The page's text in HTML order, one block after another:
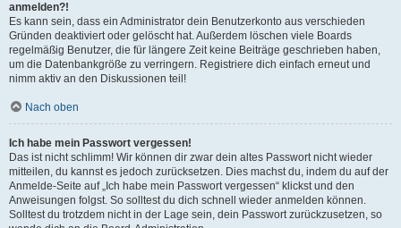
anmelden?!
Es kann sein, dass ein Administrator dein Benutzerkonto aus verschieden
Gründen deaktiviert oder gelöscht hat. Außerdem löschen viele Boards
regelmäßig Benutzer, die für längere Zeit keine Beiträge geschrieben haben,
um die Datenbankgröße zu verringern. Registriere dich einfach erneut und
nimm aktiv an den Diskussionen teil!
Nach oben
Ich habe mein Passwort vergessen!
Das ist nicht schlimm! Wir können dir zwar dein altes Passwort nicht wieder
mitteilen, du kannst es jedoch zurücksetzen. Dies machst du, indem du auf der
Anmelde-Seite auf „Ich habe mein Passwort vergessen“ klickst und den
Anweisungen folgst. So solltest du dich schnell wieder anmelden können.
Solltest du trotzdem nicht in der Lage sein, dein Passwort zurückzusetzen, so